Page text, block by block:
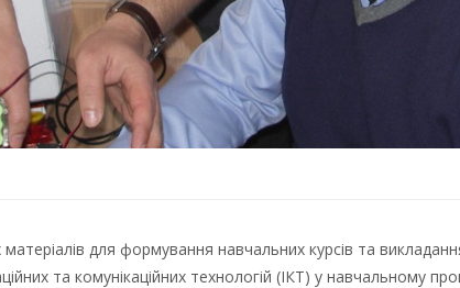
для формування навчальних курсів та
та комунікаційних технологій (ІКТ) у навчальному